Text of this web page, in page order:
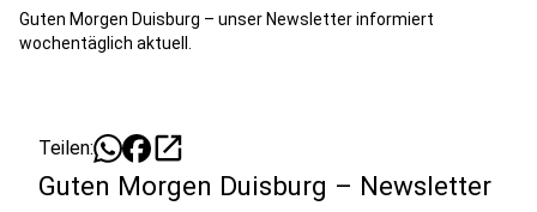
Guten Morgen Duisburg – unser Newsletter informiert
wochentäglich aktuell.
Teilen: open_in_new
Guten Morgen Duisburg – Newsletter